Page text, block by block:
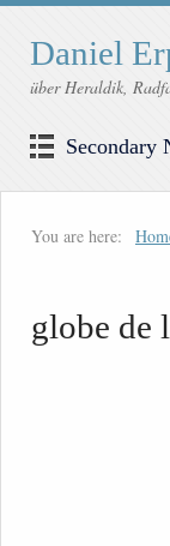
Daniel
über Heraldik,
Secondary
You are here:
globe de